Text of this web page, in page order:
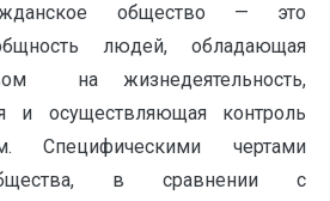
общество — это
людей, обладающая
на жизнедеятельность,
и осуществляющая контроль
Специфическими чертами
в сравнении с